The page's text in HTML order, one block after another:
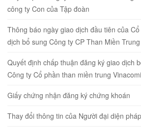
công ty Con của Tập đoàn
Thông báo ngày giao dịch đầu tiên của
dịch bổ sung Công ty CP Than Miền
Quyết định chấp thuận đăng ký giao dịch
Công ty Cổ phần than miền trung
Giấy chứng nhận đăng ký chứng khoán
Thay đổi thông tin của Người đại diện